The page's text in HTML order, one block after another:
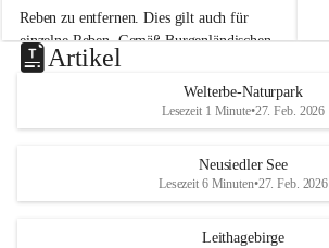
N
e
u
s
d
S
Reben zu entfernen. Dies gilt auch für
einzelne Reben. Gemäß Burgenländischen
Weinbaugesetz sind nicht gepflegte oder
unzulässige Weingärten zu roden! Bitte
helfen wir zusammen um unsere Winzer
vor den prognostizierten Ernteausfällen
und den daraus folgenden wirtschaftlichen
u
e
d
r
S
Artikel
Welterbe-Naturpark
Lesezeit 1 Minute•27. Feb. 2026
Neusiedler See
Lesezeit 6 Minuten•27. Feb. 2026
Leithagebirge